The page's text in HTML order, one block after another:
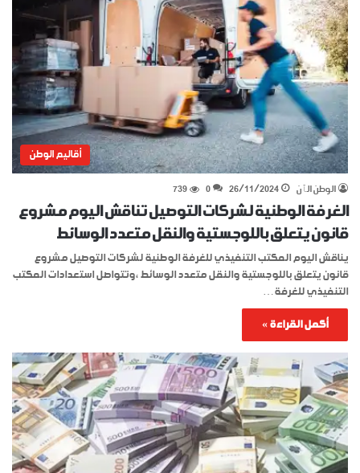
أقاليم الوطن
الوطن الٱن 26/11/2024
0
739
الغرفة الوطنية لشركات التوصيل تناقش اليوم مشروع
قانون يتعلق باللوجستية والنقل متعدد الوسائط
يناقش اليوم المكتب التنفيذي للغرفة الوطنية لشركات التوصيل مشروع
قانون يتعلق باللوجستية والنقل متعدد الوسائط ،وتتواصل استعدادات المكتب
التنفيذي للغرفة…
أكمل القراءة »